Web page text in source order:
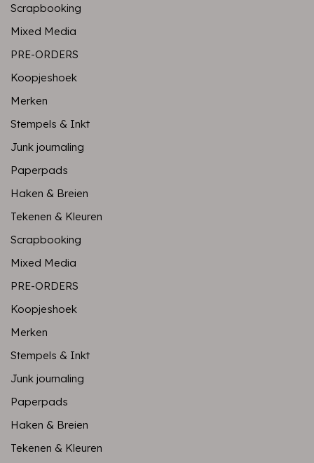
Scrapbooking
Mixed Media
PRE-ORDERS
Koopjeshoek
Merken
Stempels & Inkt
Junk journaling
Paperpads
Haken & Breien
Tekenen & Kleuren
Scrapbooking
Mixed Media
PRE-ORDERS
Koopjeshoek
Merken
Stempels & Inkt
Junk journaling
Paperpads
Haken & Breien
Tekenen & Kleuren